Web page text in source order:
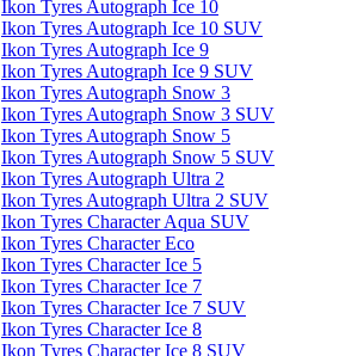
Ikon Tyres Autograph Ice 10
Ikon Tyres Autograph Ice 10 SUV
Ikon Tyres Autograph Ice 9
Ikon Tyres Autograph Ice 9 SUV
Ikon Tyres Autograph Snow 3
Ikon Tyres Autograph Snow 3 SUV
Ikon Tyres Autograph Snow 5
Ikon Tyres Autograph Snow 5 SUV
Ikon Tyres Autograph Ultra 2
Ikon Tyres Autograph Ultra 2 SUV
Ikon Tyres Character Aqua SUV
Ikon Tyres Character Eco
Ikon Tyres Character Ice 5
Ikon Tyres Character Ice 7
Ikon Tyres Character Ice 7 SUV
Ikon Tyres Character Ice 8
Ikon Tyres Character Ice 8 SUV